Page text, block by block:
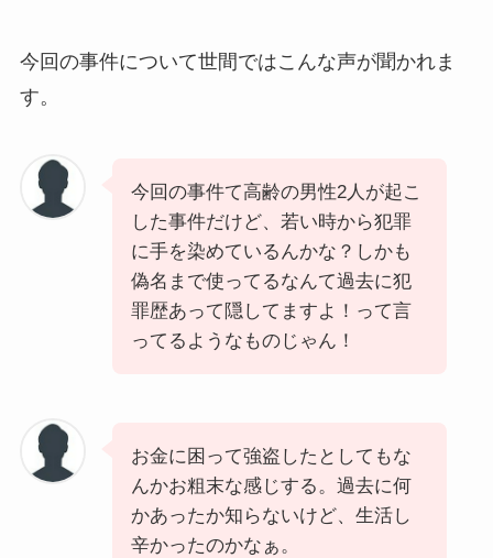
今回の事件について世間ではこんな声が聞かれま
す。
今回の事件て高齢の男性2人が起こ
した事件だけど、若い時から犯罪
に手を染めているんかな？しかも
偽名まで使ってるなんて過去に犯
罪歴あって隠してますよ！って言
ってるようなものじゃん！
お金に困って強盗したとしてもな
んかお粗末な感じする。過去に何
かあったか知らないけど、生活し
辛かったのかなぁ。